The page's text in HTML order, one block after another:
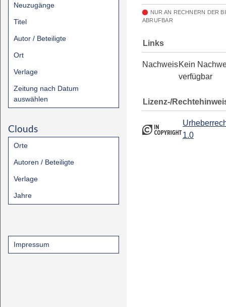
Neuzugänge
Titel
Autor / Beteiligte
Ort
Verlage
Zeitung nach Datum
auswählen
Clouds
Orte
Autoren / Beteiligte
Verlage
Jahre
Impressum
NUR AN RECHNERN DER
ABRUFBAR
Links
NachweisKein
verfügbar
Lizenz-/
1.0